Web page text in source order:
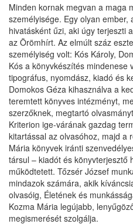
Minden kornak megvan a maga
személyisége. Egy olyan
hivatásként űzi, aki úgy terjeszti
az Örömhírt. Az elmúlt száz
személyiség volt: Kós Károly,
Kós a könyvkészítés mindenese
tipográfus, nyomdász, kiadó és
Domokos Géza kihasználva a
teremtett könyves intézményt,
szerzőknek, megtartó
Kriterion ige-várának gazdag
kitartással az olvasóhoz, majd a
Mária könyvek iránti
társul – kiadót és könyvterjesztő
működtetett. Tőzsér József
mindazok számára, akik
olvasóig, Életének és
Kozma Mária legújabb,
megismerését szolgálja.